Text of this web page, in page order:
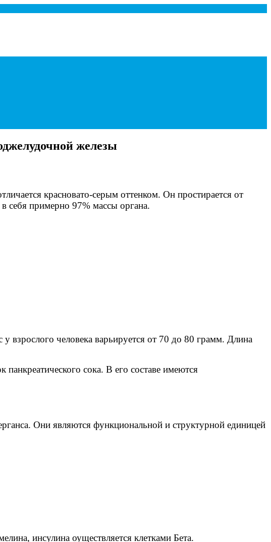
железы
красновато-серым оттенком. Он простирается от
себя примерно 97% массы органа.
взрослого человека варьируется от 70 до 80 грамм. Длина
сока. В его составе имеются
Они являются функциональной и структурной единицей
инсулина оуществляется клетками Бета.